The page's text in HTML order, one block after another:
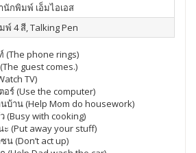
นักพิมพ์ เอ็มไอเอส
พ์ 4 สี, Talking Pen
(The phone rings)
guest comes.)
TV)
ร์ (Use the computer)
บ้าน (Help Mom do housework)
(Busy with cooking)
(Put away your stuff)
น (Don’t act up)